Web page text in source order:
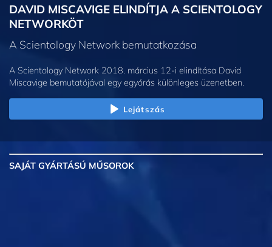
DAVID MISCAVIGE ELINDÍTJA A SCIENTOLOGY
NETWORKÖT
A Scientology Network bemutatkozása
A Scientology Network 2018. március 12-i elindítása David
Miscavige bemutatójával egy egyórás különleges üzenetben.
Lejátszás
SAJÁT GYÁRTÁSÚ MŰSOROK